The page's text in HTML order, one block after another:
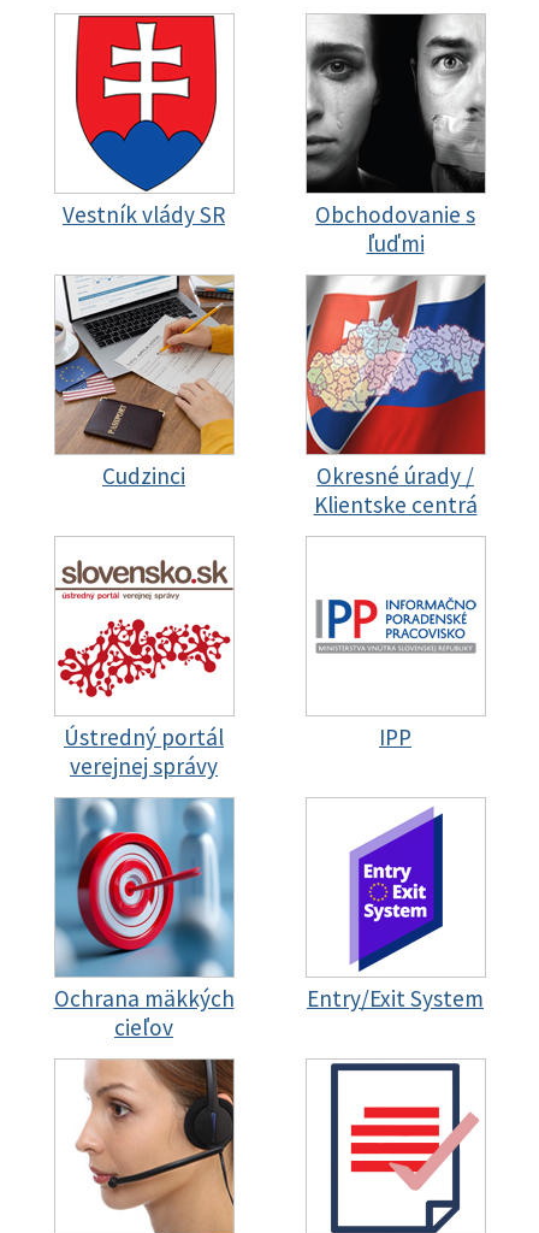
Vestník vlády SR
Obchodovanie s
ľuďmi
Cudzinci
Okresné úrady /
Klientske centrá
Ústredný portál
verejnej správy
IPP
Ochrana mäkkých
cieľov
Entry/Exit System